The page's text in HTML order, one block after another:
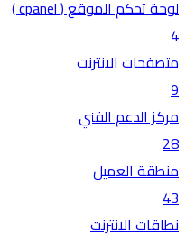
لوحة تحكم الموقع ( cpanel )
4
متصفحات الانترنت
9
مركز الدعم الفني
28
منطقة العميل
43
نطاقات الانترنت